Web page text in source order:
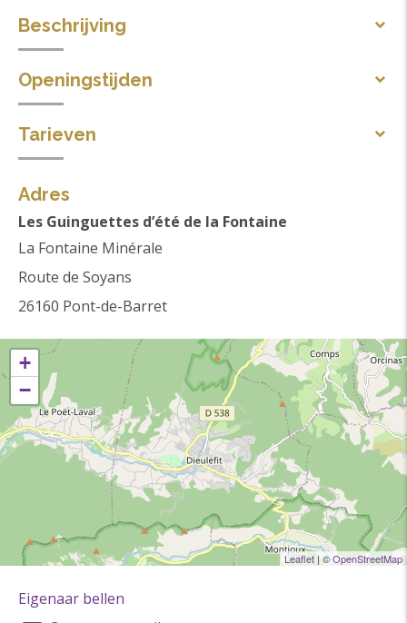
Beschrijving
Frans
Thema's
Straattheater
Openingstijden
Zondag 26 juli 2026 van 16.00.
Zondag 9 augustus 2026 van 16.00.
Zondag 16 augustus 2026 van 16.00.
Zondag 23 augustus 2026 van 16.00.
Zondag 30 augustus 2026 van 16.00.
Tarieven
Adres
Les Guinguettes d’été de la Fontaine
La Fontaine Minérale
Route de Soyans
26160 Pont-de-Barret
+
−
Leaflet | ©OpenStreetMap
Eigenaar bellen